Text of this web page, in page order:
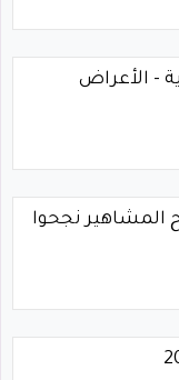
- الأعراض
نجحوا